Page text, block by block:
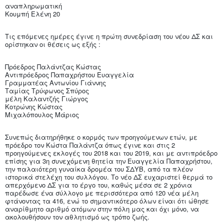
αναπληρωματική
Κουμπή Ελένη 20
Τις επόμενες ημέρες έγινε η πρώτη συνεδρίαση του νέου ΔΣ και
ορίστηκαν οι θέσεις ως εξής :
Πρόεδρος Παλάντζας Κώστας
Αντιπρόεδρος Παπαχρήστου Ευαγγελία
Γραμματέας Αντωνίου Γιάννης
Ταμίας Τρύφωνος Σπύρος
μέλη Καλαντζής Γιώργος
Κοτρώνης Κώστας
Μιχαλόπουλος Μάριος
Συνεπώς διατηρήθηκε ο κορμός των προηγούμενων ετών, με
πρόεδρο τον Κώστα Παλάντζα όπως έγινε και στις 2
προηγούμενες εκλογές του 2018 και του 2019, και με αντιπρόεδρο
επίσης για 3η συνεχόμενη θητεία την Ευαγγελία Παπαχρήστου,
την παλαιότερη γυναίκα δρομέα του ΣΔΥΒ, από τα πλέον
ιστορικά στελέχη του συλλόγου. Το νέο ΔΣ ευχαριστεί θερμά το
απερχόμενο ΔΣ για το έργο του, καθώς μέσα σε 2 χρόνια
παρέδωσε ένα σύλλογο με περισσότερα από 120 νέα μέλη
φτάνοντας τα 416, ενώ το σημαντικότερο όλων είναι ότι ώθησε
αναρίθμητο αριθμό ατόμων στην πόλη μας και όχι μόνο, να
ακολουθήσουν τον αθλητισμό ως τρόπο ζωής.